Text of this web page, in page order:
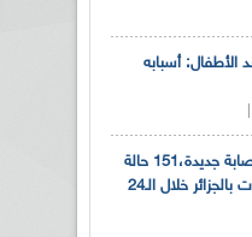
الأطفال: أسبابه
كورونا :247 إصابة جديدة،151 حالة
شفاء و8 وفيات بالجزائر خلال الـ24